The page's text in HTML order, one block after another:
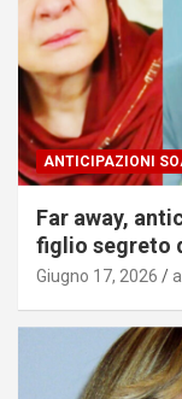
ANTICIPAZIONI
Far away,
figlio segreto
Giugno 17, 2026